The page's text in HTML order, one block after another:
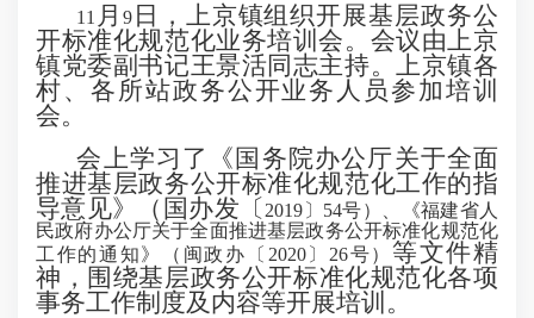
11 月 9日， 上京镇组织开展基层政务公
开标准化规范化业务培训会。会议由上京
镇党委副书记王景活同志主持。上京镇各
村、 各 所站政务公开业务人员参加培训
会。
会上学习了
《国务院办公厅关于全面
推进基层政务公开标准化规范化工作的指
导意见》（国办发〔2019〕54号）、《福建省人
民政府办公厅关于全面推进基层政务公开标准化规范化
工作的通知》（闽政办〔2020〕26号） 等文件精
神， 围绕基层政务公开标准化规范化各项
事务工作制度及内容等开展培训 。